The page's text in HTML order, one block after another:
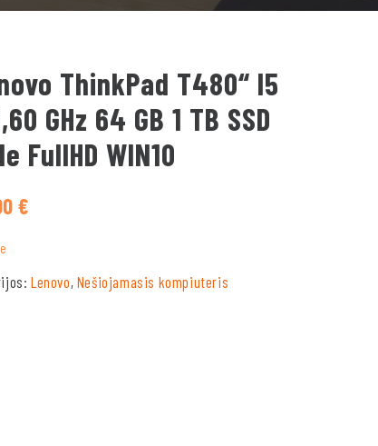
ThinkPad T480“ I5
GHz 64 GB 1 TB SSD
FullHD WIN10
€
Lenovo, Nešiojamasis kompiuteris